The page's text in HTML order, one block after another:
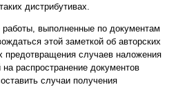
дистрибутивах.
выполненные по документам
этой заметкой об авторских
предотвращения случаев наложения
распространение документов
случаи получения